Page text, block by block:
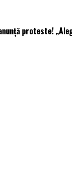
proteste!